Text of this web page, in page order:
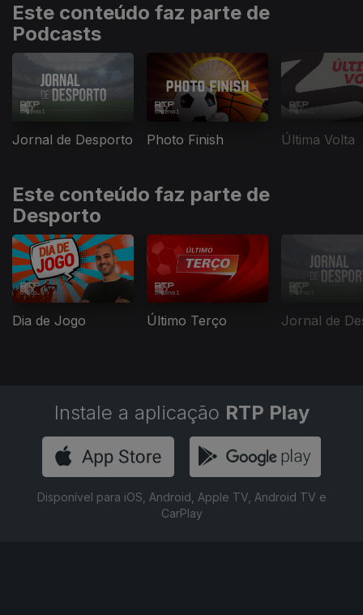
Este conteúdo faz parte de
Podcasts
Jornal de Desporto Photo Finish Última Volta
Este conteúdo faz parte de
Desporto
Dia de Jogo Último Terço Jornal de
Instale a aplicação RTP Play
Disponível para iOS, Android, Apple TV, Android TV e
CarPlay